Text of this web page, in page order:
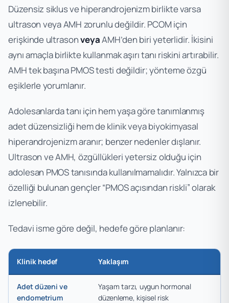
Düzensiz siklus ve hiperandrojenizm birlikte varsa
ultrason veya AMH zorunlu değildir. PCOM için
erişkinde ultrasonveyaAMH’den biri yeterlidir. İkisini
aynı amaçla birlikte kullanmak aşırı tanı riskini artırabilir.
AMH tek başına PMOS testi değildir; yönteme özgü
eşiklerle yorumlanır.
Adolesanlarda tanı için hem yaşa göre tanımlanmış
adet düzensizliği hem de klinik veya biyokimyasal
hiperandrojenizm aranır; benzer nedenler dışlanır.
Ultrason ve AMH, özgüllükleri yetersiz olduğu için
adolesan PMOS tanısında kullanılmamalıdır. Yalnızca bir
özelliği bulunan gençler “PMOS açısından riskli” olarak
izlenebilir.
Tedavi isme göre değil, hedefe göre planlanır:
Klinik hedef Yaklaşım
Adet düzeni ve
endometrium
Yaşam tarzı, uygun hormonal
düzenleme, kişisel risk